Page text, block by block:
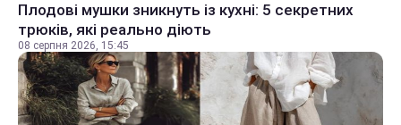
Плодові мушки зникнуть із кухні: 5 секретних
трюків, які реально діють
08 серпня 2026, 15:45